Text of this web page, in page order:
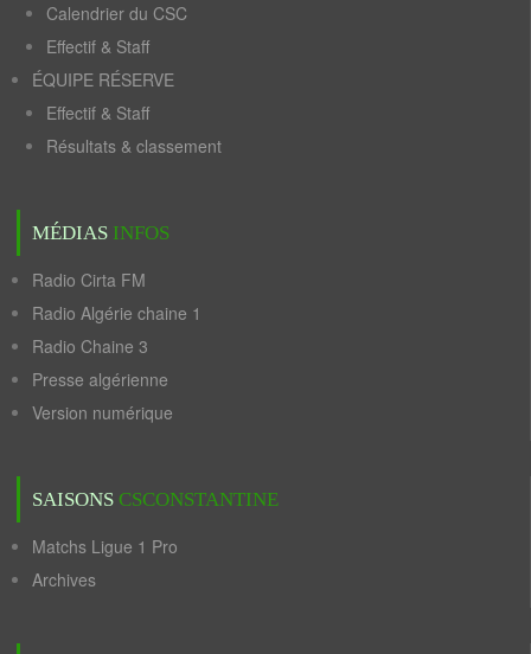
Calendrier du CSC
Effectif & Staff
ÉQUIPE RÉSERVE
Effectif & Staff
Résultats & classement
MÉDIAS INFOS
Radio Cirta FM
Radio Algérie chaine 1
Radio Chaine 3
Presse algérienne
Version numérique
SAISONS CSCONSTANTINE
Matchs Ligue 1 Pro
Archives